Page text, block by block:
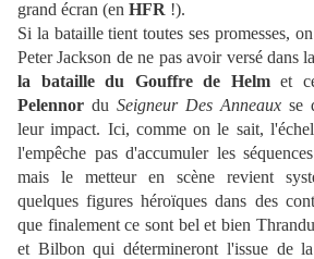
grand écran (en HFR !).
Si la bataille tient toutes ses promesses,
Peter Jackson de ne pas avoir versé dans
la bataille du Gouffre de Helmet
Pelennor du Seigneur Des Anneaux se
leur impact. Ici, comme on le sait,
l'empêche pas d'accumuler les
mais le metteur en scène revient
quelques figures héroïques dans des
que finalement ce sont bel et bien
et Bilbon qui détermineront l'issue de